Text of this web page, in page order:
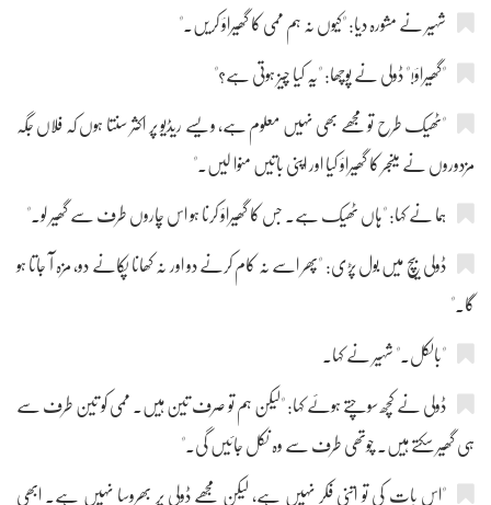
شہیر نے مشورہ دیا: "کیوں نہ ہم ممی کا گھیراؤ کریں۔"
"گھیراؤ!" ڈولی نے پوچھا: "یہ کیا چیز ہوتی ہے؟"
"ٹھیک طرح تو مجھے بھی نہیں معلوم ہے، ویسے ریڈیو پر اکثر سنتا ہوں کہ فلاں جگہ
مزدوروں نے مینجر کا گھیراؤ کیا اور اپنی باتیں منوا لیں۔"
ہما نے کہا: "ہاں ٹھیک ہے۔ جس کا گھیراؤ کرنا ہو اس چاروں طرف سے گھیر لو۔"
ڈولی بیچ میں بول پڑی: "پھر اسے نہ کام کرنے دو اور نہ کھانا پکانے دو، مزہ آ جاتا ہو
گا۔"
"بالکل۔" شہیر نے کہا۔
ڈولی نے کچھ سوچتے ہوئے کہا: "لیکن ہم تو صرف تین ہیں۔ ممی کو تین طرف سے
ہی گھیر سکتے ہیں۔ چوتھی طرف سے وہ نکل جائیں گی۔"
"اس بات کی تو اتنی فکر نہیں ہے، لیکن مجھے ڈولی پر بھروسا نہیں ہے۔ ابھی